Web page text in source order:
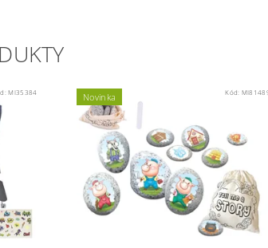
MI35384 Novinka Kód: